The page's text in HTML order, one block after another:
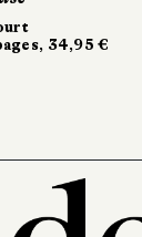
480 pages, 23,50
480 pages, 23,50